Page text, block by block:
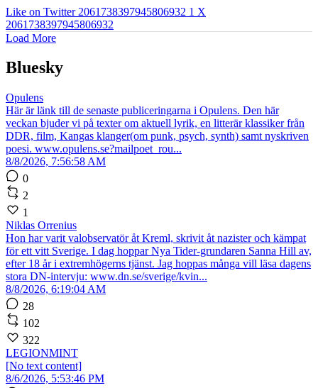
Like on Twitter 2061738397945806932 1 X
2061738397945806932
Load More
Bluesky
Opulens
Här är länk till de senaste publiceringarna i Opulens. Den här
veckan bjuder vi på texter om aktuell lyrik, en litterär klassiker från
DDR, film, Kangas klanger(om punk, psych, synth) samt nyskriven
poesi. www.opulens.se?mailpoet_rou...
8/8/2026, 7:56:58 AM
0
2
1
Niklas Orrenius
Hon har varit valobservatör åt Kreml, skrivit åt nazister och kämpat
för ett vitt Sverige. I dag hoppar Nya Tider-grundaren Sanna Hill av,
efter 18 år i extremhögerns tjänst. Jag hoppas många vill läsa dagens
stora DN-intervju: www.dn.se/sverige/kvin...
8/8/2026, 6:19:04 AM
28
102
322
LEGIONMINT
[No text content]
8/6/2026, 5:53:46 PM